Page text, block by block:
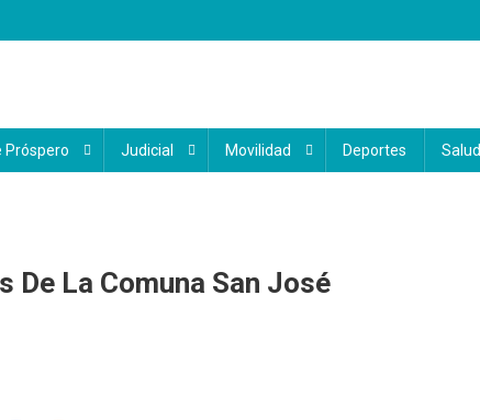
Próspero Judicial Movilidad Deportes Salud
De La Comuna San José